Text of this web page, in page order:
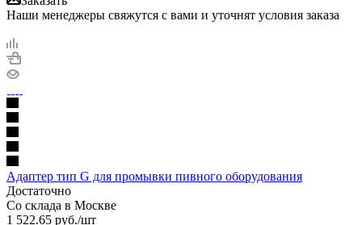
Наши менеджеры свяжутся с вами и уточнят условия заказа
Адаптер тип G для промывки пивного оборудования
Достаточно
Со склада в Москве
1 522.65 руб./шт